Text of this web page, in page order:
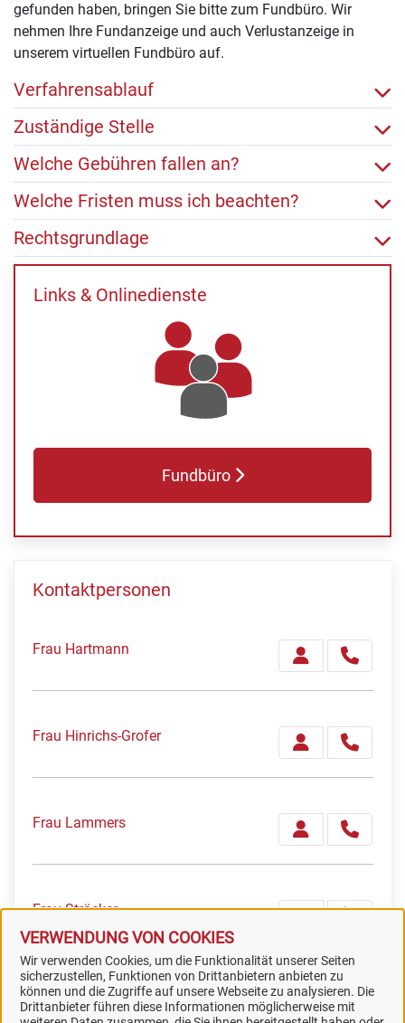
VERWENDUNG VON COOKIES
Wir verwenden Cookies, um die Funktionalität unserer Seiten
sicherzustellen, Funktionen von Drittanbietern anbieten zu
können und die Zugriffe auf unsere Webseite zu analysieren. Die
Drittanbieter führen diese Informationen möglicherweise mit
gefunden haben, bringen Sie bitte zum Fundbüro. Wir
nehmen Ihre Fundanzeige und auch Verlustanzeige in
unserem virtuellen Fundbüro auf.
Verfahrensablauf
Zuständige Stelle
Welche Gebühren fallen an?
Welche Fristen muss ich beachten?
Rechtsgrundlage
Links & Onlinedienste
Fundbüro
Kontaktpersonen
Frau Hartmann
Frau Hinrichs-Grofer
Frau Lammers
Frau Ströcker